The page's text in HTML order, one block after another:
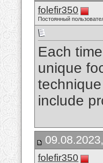
folefir350
Постоянный
Each
unique
include
folefir350